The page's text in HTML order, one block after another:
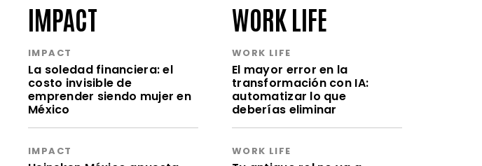
IMPACT
IMPACT
La soledad financiera: el
costo invisible de
emprender siendo mujer en
México
IMPACT
WORK LIFE
WORK LIFE
El mayor error en la
transformación con IA:
automatizar lo que
deberías eliminar
WORK LIFE